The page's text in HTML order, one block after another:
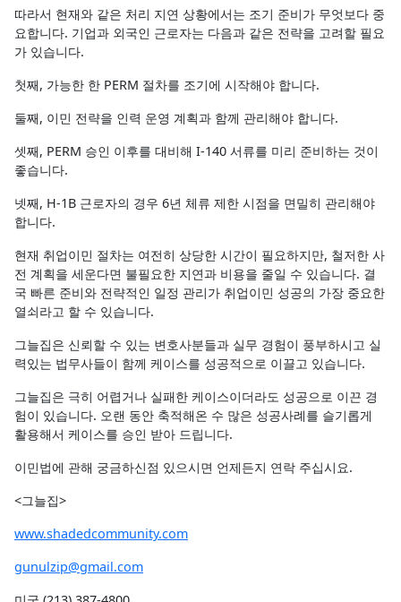
따라서 현재와 같은 처리 지연 상황에서는 조기 준비가 무엇보다 중
요합니다. 기업과 외국인 근로자는 다음과 같은 전략을 고려할 필요
가 있습니다.
첫째, 가능한 한 PERM 절차를 조기에 시작해야 합니다.
둘째, 이민 전략을 인력 운영 계획과 함께 관리해야 합니다.
셋째, PERM 승인 이후를 대비해 I-140 서류를 미리 준비하는 것이
좋습니다.
넷째, H-1B 근로자의 경우 6년 체류 제한 시점을 면밀히 관리해야
합니다.
현재 취업이민 절차는 여전히 상당한 시간이 필요하지만, 철저한 사
전 계획을 세운다면 불필요한 지연과 비용을 줄일 수 있습니다. 결
국 빠른 준비와 전략적인 일정 관리가 취업이민 성공의 가장 중요한
열쇠라고 할 수 있습니다.
그늘집은 신뢰할 수 있는 변호사분들과 실무 경험이 풍부하시고 실
력있는 법무사들이 함께 케이스를 성공적으로 이끌고 있습니다.
그늘집은 극히 어렵거나 실패한 케이스이더라도 성공으로 이끈 경
험이 있습니다. 오랜 동안 축적해온 수 많은 성공사례를 슬기롭게
활용해서 케이스를 승인 받아 드립니다.
이민법에 관해 궁금하신점 있으시면 언제든지 연락 주십시요.
<그늘집>
www.shadedcommunity.com
gunulzip@gmail.com